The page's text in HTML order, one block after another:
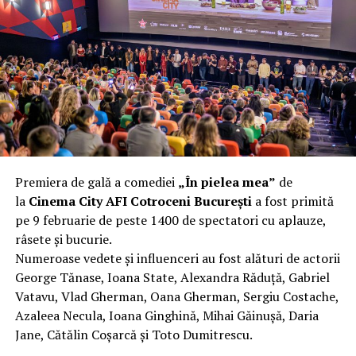
40 km/h. Nu s-a prăbușit, dar s-a deformat atât de tare
încât nu a mai putut fi pliat. Proprietarul l-a aruncat la
fier vechi a doua zi. Asta ca să fie clar de la început: nu
vorbim despre preferințe estetice, ci despre
funcționalitate reală.
Aluminiul, pe scurt: ușor,
rezistent la coroziune, dar cu
nuanțe
Aluminiul e materialul care apare primul în conversație
când cineva caută un pavilion ușor. Și pe bună dreptate.
Densitatea aluminiului e de aproximativ 2,7 g/cm³, față
de circa 7,8 g/cm³ pentru oțel. Practic, la un volum
identic, aluminiul cântărește cam o treime din greutatea
oțelului. Pentru oricine transportă, montează și
demontează frecvent o structură, diferența asta se
Premiera de gală a comediei „În pielea mea” de
la Cinema City AFI Cotroceni Bucureștia fost primită
pe 9 februarie de peste 1400 de spectatori cu aplauze,
râsete și bucurie.
Numeroase vedete și influenceri au fost alături de actorii
George Tănase, Ioana State, Alexandra Răduță, Gabriel
Vatavu, Vlad Gherman, Oana Gherman, Sergiu Costache,
Azaleea Necula, Ioana Ginghină, Mihai Găinușă, Daria
Jane, Cătălin Coșarcă și Toto Dumitrescu.